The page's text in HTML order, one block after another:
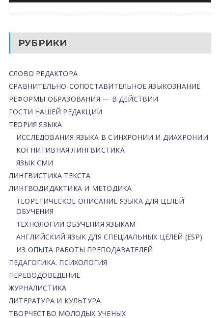
РУБРИКИ
СЛОВО РЕДАКТОРА
СРАВНИТЕЛЬНО-СОПОСТАВИТЕЛЬНОЕ ЯЗЫКОЗНАНИЕ
РЕФОРМЫ ОБРАЗОВАНИЯ — В ДЕЙСТВИИ
ГОСТИ НАШЕЙ РЕДАКЦИИ
ТЕОРИЯ ЯЗЫКА
ИССЛЕДОВАНИЯ ЯЗЫКА В СИНХРОНИИ И ДИАХРОНИИ
КОГНИТИВНАЯ ЛИНГВИСТИКА
ЯЗЫК СМИ
ЛИНГВИСТИКА ТЕКСТА
ЛИНГВОДИДАКТИКА И МЕТОДИКА
ТЕОРЕТИЧЕСКОЕ ОПИСАНИЕ ЯЗЫКА ДЛЯ ЦЕЛЕЙ
ОБУЧЕНИЯ
ТЕХНОЛОГИИ ОБУЧЕНИЯ ЯЗЫКАМ
АНГЛИЙСКИЙ ЯЗЫК ДЛЯ СПЕЦИАЛЬНЫХ ЦЕЛЕЙ (ESP)
ИЗ ОПЫТА РАБОТЫ ПРЕПОДАВАТЕЛЕЙ
ПЕДАГОГИКА. ПСИХОЛОГИЯ
ПЕРЕВОДОВЕДЕНИЕ
ЖУРНАЛИСТИКА
ЛИТЕРАТУРА И КУЛЬТУРА
ТВОРЧЕСТВО МОЛОДЫХ УЧЕНЫХ